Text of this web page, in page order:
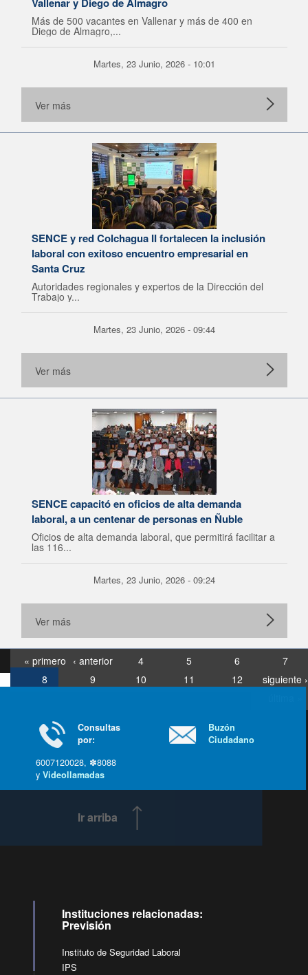
Más de 500 vacantes en Vallenar y más de 400 en
Diego de Almagro,...
Martes, 23 Junio, 2026 - 10:01
Ver más
SENCE y red Colchagua II fortalecen la inclusión
laboral con exitoso encuentro empresarial en
Santa Cruz
Autoridades regionales y expertos de la Dirección del
Trabajo y...
Martes, 23 Junio, 2026 - 09:44
Ver más
SENCE capacitó en oficios de alta demanda
laboral, a un centenar de personas en Ñuble
Oficios de alta demanda laboral, que permitirá facilitar a
las 116...
Martes, 23 Junio, 2026 - 09:24
Ver más
« primero ‹ anterior 4 5 6
7
8
9 10 11 12
siguiente ›
Consultas
por:
6007120028, ✽8088
yVideollamadas
Buzón
Ciudadano
Ir arriba
Instituciones relacionadas:
Previsión
Instituto de Seguridad Laboral
IPS